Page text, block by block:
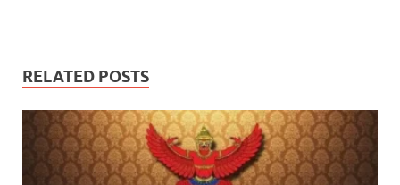
RELATED POSTS